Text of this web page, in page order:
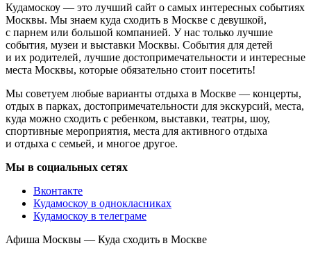
Кудамоскоу — это лучший сайт о самых интересных событиях
Москвы. Мы знаем куда сходить в Москве с девушкой,
с парнем или большой компанией. У нас только лучшие
события, музеи и выставки Москвы. События для детей
и их родителей, лучшие достопримечательности и интересные
места Москвы, которые обязательно стоит посетить!
Мы советуем любые варианты отдыха в Москве — концерты,
отдых в парках, достопримечательности для экскурсий, места,
куда можно сходить с ребенком, выставки, театры, шоу,
спортивные мероприятия, места для активного отдыха
и отдыха с семьей, и многое другое.
Мы в социальных сетях
Вконтакте
Кудамоскоу в однокласниках
Кудамоскоу в телеграме
Афиша Москвы — Куда сходить в Москве